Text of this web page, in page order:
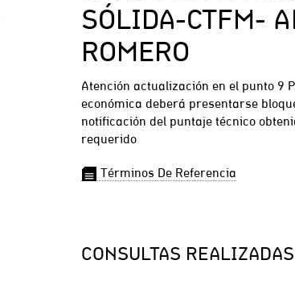
SÓLIDA-CTFM-
ROMERO
Atención actualización en el punto 9
económica deberá presentarse
notificación del puntaje técnico
requerido
Términos De Referencia
CONSULTAS REALIZADAS